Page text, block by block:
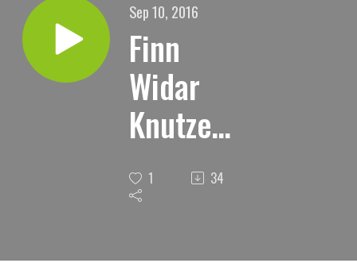
Sep 10, 2016
Finn
Widar
Knutzen.
" Gi akt
på Ordet
1 34